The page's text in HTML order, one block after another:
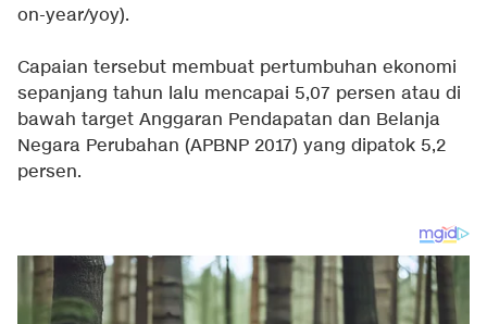
on-year/yoy).
Capaian tersebut membuat pertumbuhan ekonomi
sepanjang tahun lalu mencapai 5,07 persen atau di
bawah target Anggaran Pendapatan dan Belanja
Negara Perubahan (APBNP 2017) yang dipatok 5,2
persen.